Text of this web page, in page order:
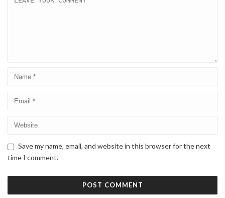
Save my name, email, and website in this browser for the next
time I comment.